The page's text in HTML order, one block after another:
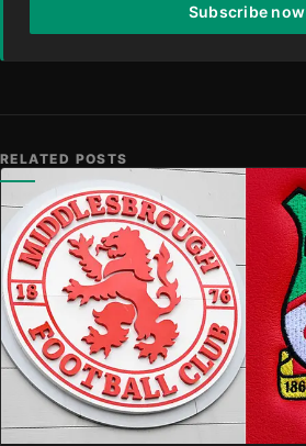
Subscribe now
RELATED POSTS